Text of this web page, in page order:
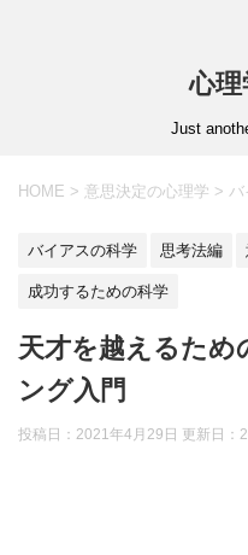
心
Just
HOME > 意思決定の心理学 > バ
バイアスの科学 思考法編
成功するための科学
天才を越えるため
ング入門
投稿日：2021年4月29日 更新日：